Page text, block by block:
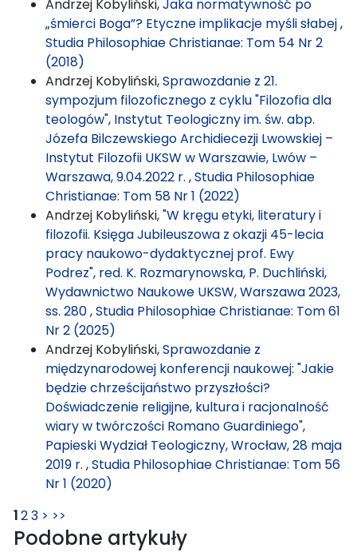
Andrzej Kobyliński,Jaka normatywność po
„śmierci Boga”? Etyczne implikacje myśli słabej,
Studia Philosophiae Christianae: Tom 54 Nr 2
(2018)
Andrzej Kobyliński,Sprawozdanie z 21.
sympozjum filozoficznego z cyklu "Filozofia dla
teologów", Instytut Teologiczny im. św. abp.
Józefa Bilczewskiego Archidiecezji Lwowskiej –
Instytut Filozofii UKSW w Warszawie, Lwów –
Warszawa, 9.04.2022 r. ,Studia Philosophiae
Christianae: Tom 58 Nr 1 (2022)
Andrzej Kobyliński,"W kręgu etyki, literatury i
filozofii. Księga Jubileuszowa z okazji 45-lecia
pracy naukowo-dydaktycznej prof. Ewy
Podrez", red. K. Rozmarynowska, P. Duchliński,
Wydawnictwo Naukowe UKSW, Warszawa 2023,
ss. 280,Studia Philosophiae Christianae: Tom 61
Nr 2 (2025)
Andrzej Kobyliński,Sprawozdanie z
międzynarodowej konferencji naukowej: "Jakie
będzie chrześcijaństwo przyszłości?
Doświadczenie religijne, kultura i racjonalność
wiary w twórczości Romano Guardiniego",
Papieski Wydział Teologiczny, Wrocław, 28 maja
2019 r. ,Studia Philosophiae Christianae: Tom 56
Nr 1 (2020)
123 > >>
Podobne artykuły